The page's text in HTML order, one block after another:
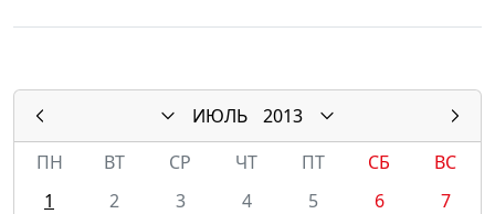
ИЮЛЬ
2013
ПН
ВТ СР ЧТ ПТ СБ
ВС
1
2 3 4 5 6
7